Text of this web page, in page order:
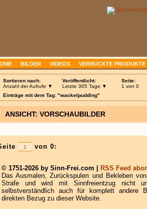
BILDER VIDEOS VERRÜCKTE PRODUKTE
Sortieren nach:
Anzahl der Aufrufe ▼
Veröffentlicht:
Letzte 365 Tage ▼
Seite:
1 von 0
Einträge mit dem Tag: "wackelpudding"
ANSICHT: VORSCHAUBILDER
von 0:
© 1751-2026 by Sinn-Frei.com |
RSS Feed
Das Ausmalen, Zurückspulen und Bekleben
Strafe und wird mit Sinnfreientzug nicht
selbstverständlich auch für komplett andere
direkten Bezug zu dieser Website.